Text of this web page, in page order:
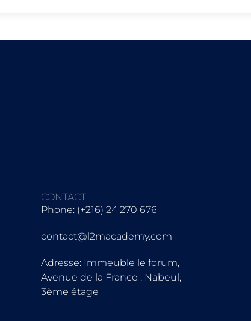
CONTACT
Phone: (+216) 24 270 676
contact@l2macademy.com
Adresse: Immeuble le forum,
Avenue de la France , Nabeul,
3ème étage